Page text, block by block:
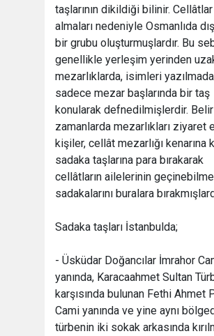
taşlarının dikildiği bilinir.
almaları nedeniyle Osmanlıda
bir grubu oluşturmuşlardır. Bu
genellikle yerleşim yerinden
mezarlıklarda, isimleri
sadece mezar başlarında bir taş
konularak defnedilmişlerdir.
zamanlarda mezarlıkları ziyaret
kişiler, cellât mezarlığı kenarına
sadaka taşlarına para bırakarak
cellâtların ailelerinin
sadakalarını buralara
Sadaka taşları İstanbulda;
- Üsküdar Doğancılar İmrahor
yanında, Karacaahmet Sultan
karşısında bulunan Fethi Ahmet
Cami yanında ve yine aynı
türbenin iki sokak arkasında